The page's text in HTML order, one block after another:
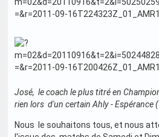
José, le coach le plus titré en
rien lors d'un certain Ahly - Espérance
Nous le souhaitons tous, et nous